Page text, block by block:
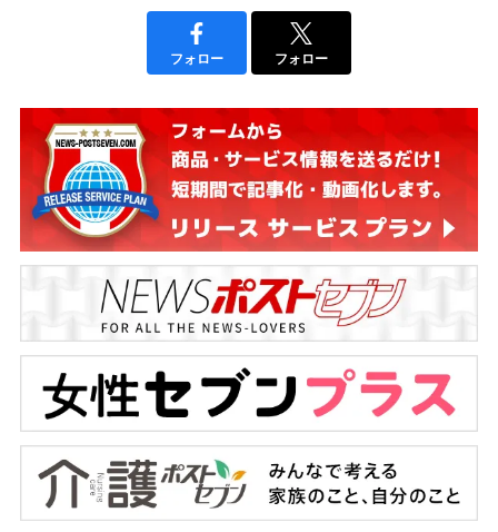
フォロー フォロー